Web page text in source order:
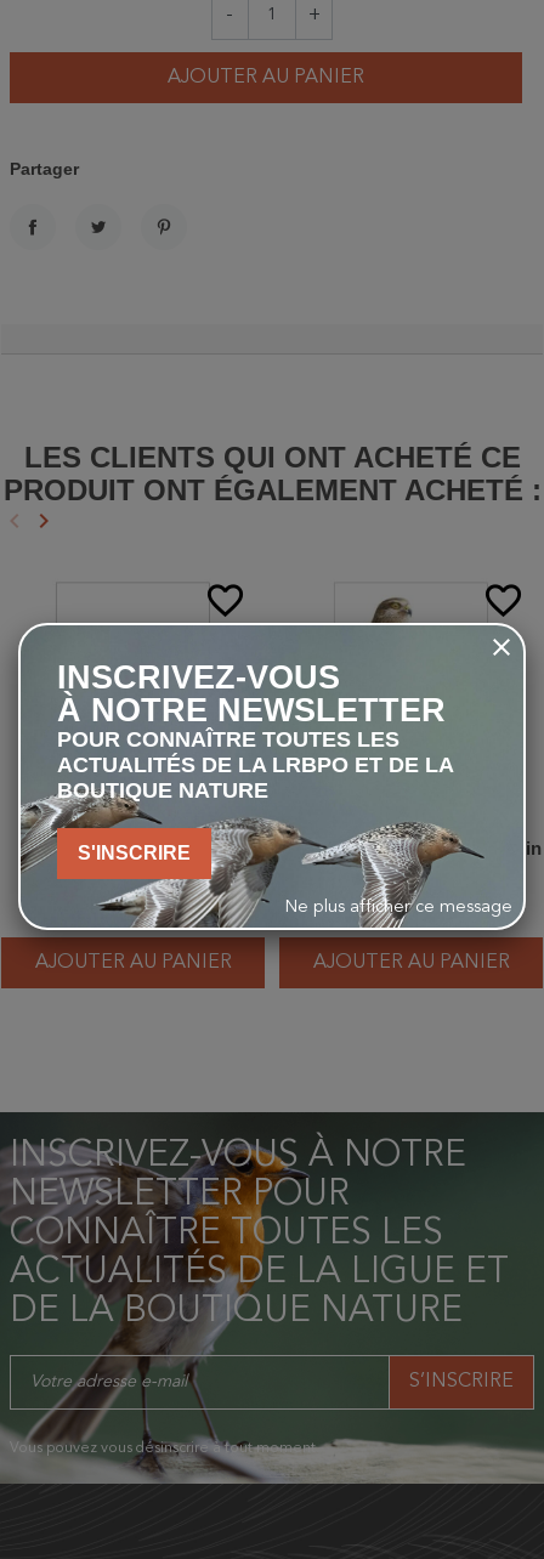
- +
AJOUTER AU PANIER
Partager
LES CLIENTS QUI ONT ACHETÉ CE
PRODUIT ONT ÉGALEMENT ACHETÉ :
Précédent
keyboard_arrow_left Suivant
keyboard_arrow_right
favorite_border
Accenteur mouchet - Carte
1,00 €
AJOUTER AU PANIER
favorite_border
Epervier - Carte d'André Buzin
1,00 €
AJOUTER AU PANIER
INSCRIVEZ-VOUS À NOTRE
NEWSLETTER POUR
CONNAÎTRE TOUTES LES
ACTUALITÉS DE LA LIGUE ET
DE LA BOUTIQUE NATURE
Vous pouvez vous désinscrire à tout moment.
INSCRIVEZ-VOUS
À NOTRE NEWSLETTER
POUR CONNAÎTRE TOUTES LES
ACTUALITÉS DE LA LRBPO ET DE LA
BOUTIQUE NATURE
S'INSCRIRE
Ne plus afficher ce message